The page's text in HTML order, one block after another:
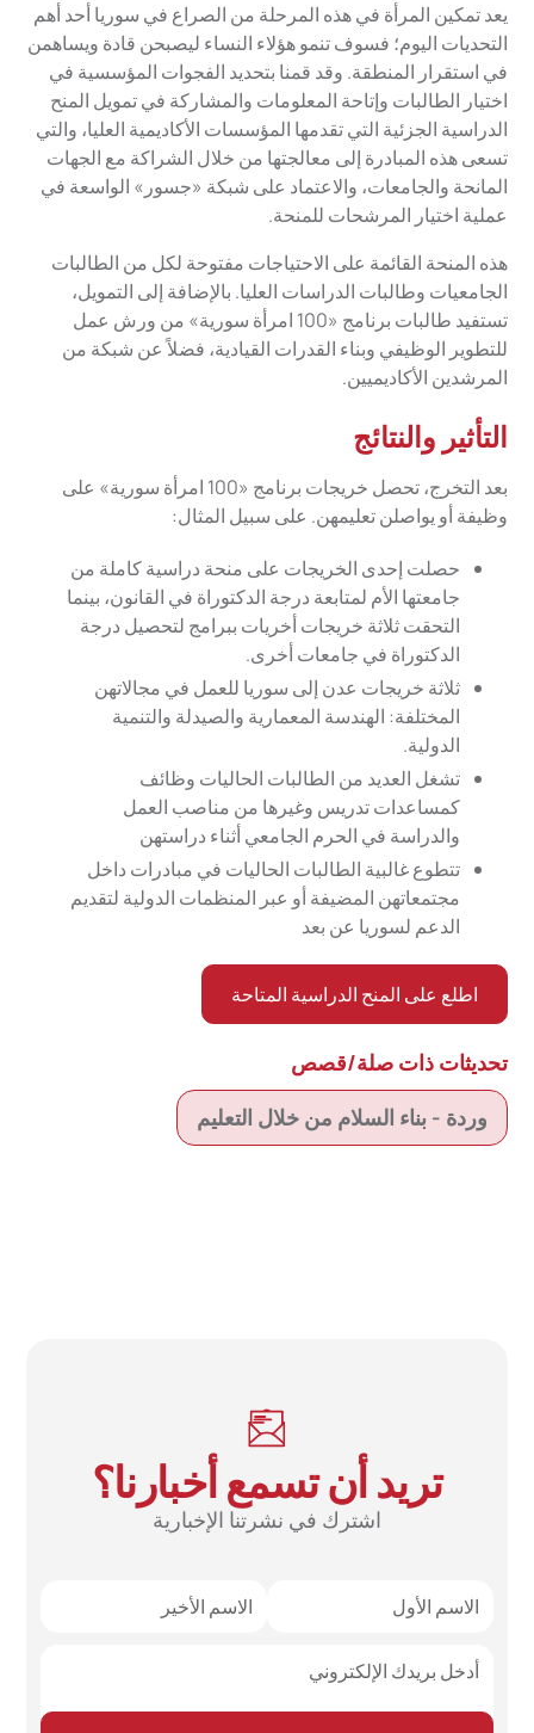
يعد تمكين المرأة في هذه المرحلة من الصراع في سوريا أحد أهم
التحديات اليوم؛ فسوف تنمو هؤلاء النساء ليصبحن قادة ويساهمن
في استقرار المنطقة. وقد قمنا بتحديد الفجوات المؤسسية في
اختيار الطالبات وإتاحة المعلومات والمشاركة في تمويل المنح
الدراسية الجزئية التي تقدمها المؤسسات الأكاديمية العليا، والتي
تسعى هذه المبادرة إلى معالجتها من خلال الشراكة مع الجهات
المانحة والجامعات، والاعتماد على شبكة «جسور» الواسعة في
عملية اختيار المرشحات للمنحة.
هذه المنحة القائمة على الاحتياجات مفتوحة لكل من الطالبات
الجامعيات وطالبات الدراسات العليا. بالإضافة إلى التمويل،
تستفيد طالبات برنامج «100 امرأة سورية» من ورش عمل
للتطوير الوظيفي وبناء القدرات القيادية، فضلاً عن شبكة من
المرشدين الأكاديميين.
التأثير والنتائج
بعد التخرج، تحصل خريجات ​​برنامج «100 امرأة سورية» على
وظيفة أو يواصلن تعليمهن. على سبيل المثال:
حصلت إحدى الخريجات ​​على منحة دراسية كاملة من
جامعتها الأم لمتابعة درجة الدكتوراة في القانون، بينما
التحقت ثلاثة خريجات أخريات ببرامج لتحصيل درجة
الدكتوراة في جامعات أخرى.
ثلاثة خريجات عدن إلى سوريا للعمل في مجالاتهن
المختلفة: الهندسة المعمارية والصيدلة والتنمية
الدولية.
تشغل العديد من الطالبات الحاليات وظائف
كمساعدات تدريس وغيرها من مناصب العمل
والدراسة في الحرم الجامعي أثناء دراستهن
تتطوع غالبية الطالبات الحاليات في مبادرات داخل
مجتمعاتهن المضيفة أو عبر المنظمات الدولية لتقديم
الدعم لسوريا عن بعد
اطلع على المنح الدراسية المتاحة
تحديثات ذات صلة/قصص
وردة - بناء السلام من خلال التعليم
تريد أن تسمع أخبارنا؟
اشترك في نشرتنا الإخبارية